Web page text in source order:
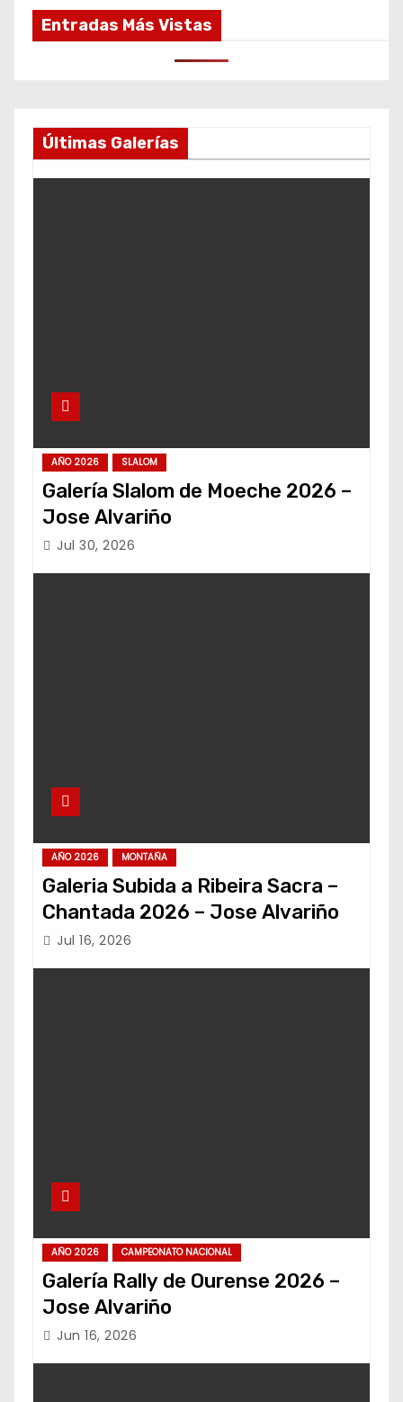
Entradas Más Vistas
Últimas Galerías
AÑO 2026 SLALOM
Galería Slalom de Moeche 2026 –
Jose Alvariño
Jul 30, 2026
AÑO 2026 MONTAÑA
Galeria Subida a Ribeira Sacra –
Chantada 2026 – Jose Alvariño
Jul 16, 2026
AÑO 2026 CAMPEONATO NACIONAL
Galería Rally de Ourense 2026 –
Jose Alvariño
Jun 16, 2026